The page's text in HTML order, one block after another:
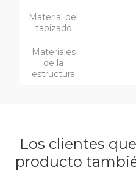
Material del
tapizado
Materiales
de la
estructura
Los clientes
producto